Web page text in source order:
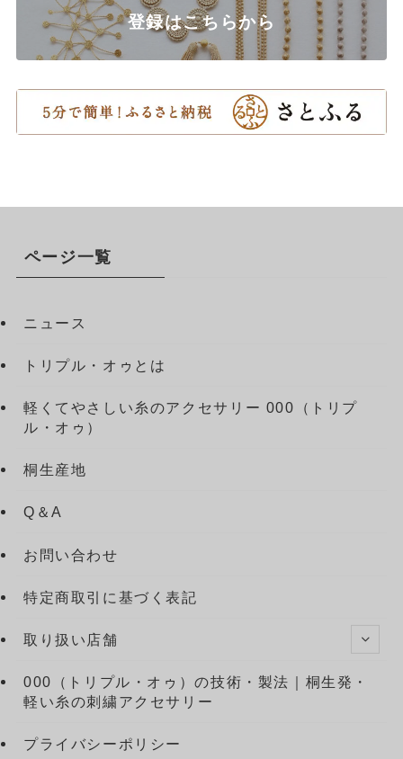
登録はこちらから
ページ一覧
ニュース
トリプル・オゥとは
軽くてやさしい糸のアクセサリー 000（トリプ
ル・オゥ）
桐生産地
Q＆A
お問い合わせ
特定商取引に基づく表記
取り扱い店舗
000（トリプル・オゥ）の技術・製法｜桐生発・
軽い糸の刺繍アクセサリー
プライバシーポリシー